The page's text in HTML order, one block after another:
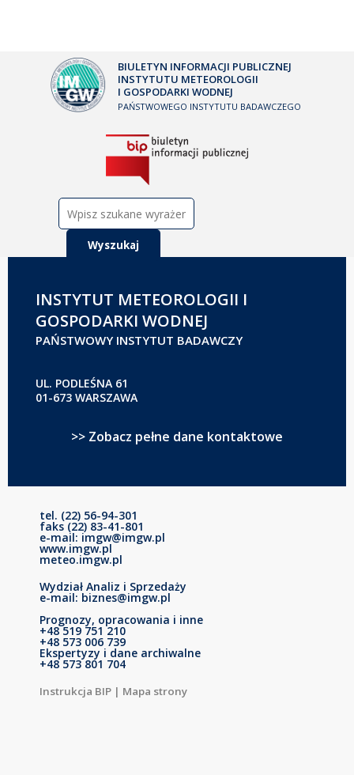
BIULETYN INFORMACJI PUBLICZNEJ
INSTYTUTU METEOROLOGII
I GOSPODARKI WODNEJ
PAŃSTWOWEGO INSTYTUTU BADAWCZEGO
INSTYTUT METEOROLOGII I
GOSPODARKI WODNEJ
PAŃSTWOWY INSTYTUT BADAWCZY
UL. PODLEŚNA 61
01-673 WARSZAWA
>> Zobacz pełne dane kontaktowe
tel. (22) 56-94-301
faks (22) 83-41-801
e-mail: imgw@imgw.pl
www.imgw.pl
meteo.imgw.pl
Wydział Analiz i Sprzedaży
e-mail: biznes@imgw.pl
Prognozy, opracowania i inne
+48 519 751 210
+48 573 006 739
Ekspertyzy i dane archiwalne
+48 573 801 704
Instrukcja BIP | Mapa strony